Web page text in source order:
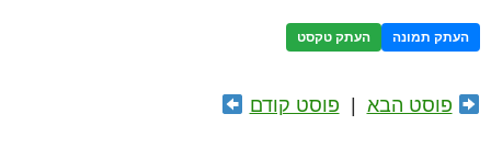
העתק תמונה העתק טקסט
פוסט הבא פוסט קודם